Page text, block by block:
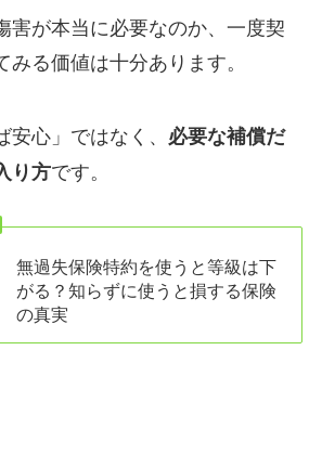
害が本当に必要なのか、一度契
る価値は十分あります。
心」ではなく、 必要な補償だ
り方です。
無過失保険特約を使うと等級は下
がる？知らずに使うと損する保険
の真実